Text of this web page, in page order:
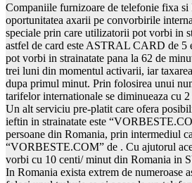
Companiile furnizoare de telefonie fixa si
oportunitatea axarii pe convorbirile
speciale prin care utilizatorii pot vorbi in
astfel de card este ASTRAL CARD de 5
pot vorbi in strainatate pana la 62 de
trei luni din momentul activarii, iar
dupa primul minut. Prin folosirea unui
tarifelor internationale se diminueaza cu
Un alt serviciu pre-platit care ofera
ieftin in strainatate este
persoane din Romania, prin intermediul
“VORBESTE.COM” de . Cu ajutorul
vorbi cu 10 centi/ minut din Romania in
In Romania exista extrem de numeroase